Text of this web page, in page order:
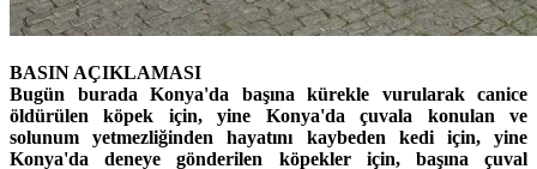
BASIN AÇIKLAMASI
Bugün burada Konya'da başına kürekle vurularak canice
öldürülen köpek için, yine Konya'da çuvala konulan ve
solunum yetmezliğinden hayatını kaybeden kedi için, yine
Konya'da deneye gönderilen köpekler için, başına çuval